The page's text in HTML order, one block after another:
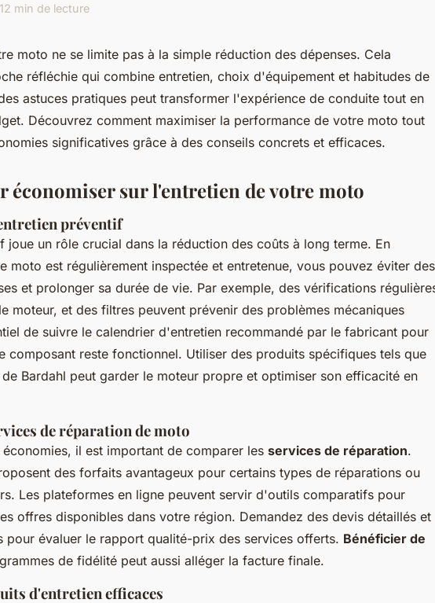
12 min de lecture
moto ne se limite pas à la simple réduction des dépenses. Cela
réfléchie qui combine entretien, choix d'équipement et habitudes de
astuces pratiques peut transformer l'expérience de conduite tout en
Découvrez comment maximiser la performance de votre moto tout
significatives grâce à des conseils concrets et efficaces.
économiser sur l'entretien de votre moto
préventif
joue un rôle crucial dans la réduction des coûts à long terme. En
moto est régulièrement inspectée et entretenue, vous pouvez éviter des
et prolonger sa durée de vie. Par exemple, des vérifications
moteur, et des filtres peuvent prévenir des problèmes mécaniques
de suivre le calendrier d'entretien recommandé par le fabricant pour
composant reste fonctionnel. Utiliser des produits spécifiques tels que
Bardahl peut garder le moteur propre et optimiser son efficacité en
de réparation de moto
il est important de comparer les services de réparation.
des forfaits avantageux pour certains types de réparations ou
Les plateformes en ligne peuvent servir d'outils comparatifs pour
offres disponibles dans votre région. Demandez des devis détaillés et
pour évaluer le rapport qualité-prix des services offerts. Bénéficier de
de fidélité peut aussi alléger la facture finale.
d'entretien efficaces